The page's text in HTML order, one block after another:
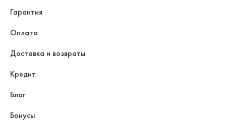
Гарантия
Оплата
Доставка и возвраты
Кредит
Блог
Бонусы